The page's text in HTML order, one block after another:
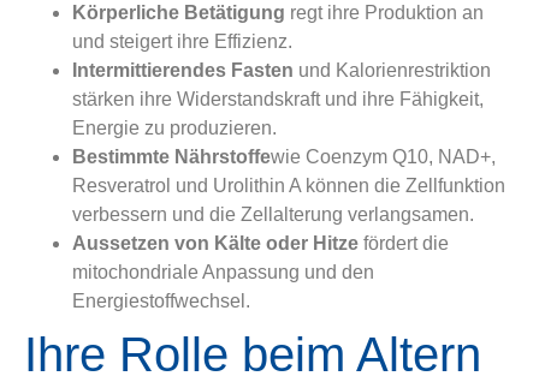
Körperliche Betätigung regt ihre Produktion an
und steigert ihre Effizienz.
Intermittierendes Fasten und Kalorienrestriktion
stärken ihre Widerstandskraft und ihre Fähigkeit,
Energie zu produzieren.
Bestimmte Nährstoffewie Coenzym Q10, NAD+,
Resveratrol und Urolithin A können die Zellfunktion
verbessern und die Zellalterung verlangsamen.
Aussetzen von Kälte oder Hitze fördert die
mitochondriale Anpassung und den
Energiestoffwechsel.
Ihre Rolle beim Altern